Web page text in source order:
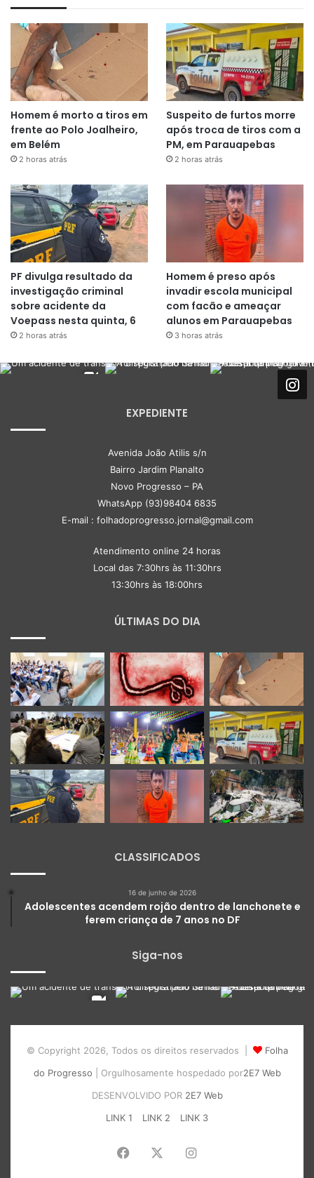
Homem é morto a tiros em
frente ao Polo Joalheiro,
em Belém
2 horas atrás
Suspeito de furtos morre
após troca de tiros com a
PM, em Parauapebas
2 horas atrás
PF divulga resultado da
investigação criminal
sobre acidente da
Voepass nesta quinta, 6
2 horas atrás
Homem é preso após
invadir escola municipal
com facão e ameaçar
alunos em Parauapebas
3 horas atrás
EXPEDIENTE
Avenida João Atilis s/n
Bairro Jardim Planalto
Novo Progresso – PA
WhatsApp (93)98404 6835
E-mail : folhadoprogresso.jornal@gmail.com
Atendimento online 24 horas
Local das 7:30hrs às 11:30hrs
13:30hrs às 18:00hrs
ÚLTIMAS DO DIA
CLASSIFICADOS
16 de junho de 2026
Adolescentes acendem rojão dentro de lanchonete e
ferem criança de 7 anos no DF
Siga-nos
© Copyright 2026, Todos os direitos reservados |
Folha
do Progresso | Orgulhosamente hospedado por2E7 Web
DESENVOLVIDO POR 2E7 Web
LINK 1
LINK 2 LINK 3
Facebook Instagram